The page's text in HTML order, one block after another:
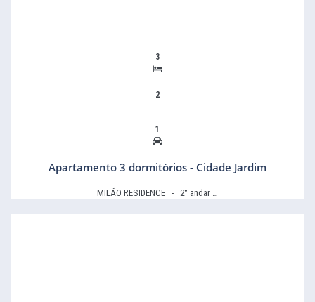
3
2
1
Apartamento 3 dormitórios - Cidade Jardim
MILÃO RESIDENCE - 2° andar …